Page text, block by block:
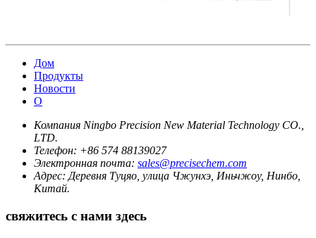
Дом
Продукты
Новости
О
Компания Ningbo Precision New Material Technology CO.,
LTD.
Телефон: +86 574 88139027
Электронная почта: sales@precisechem.com
Адрес: Деревня Туцяо, улица Чжунхэ, Иньчжоу, Нинбо,
Китай.
свяжитесь с нами здесь